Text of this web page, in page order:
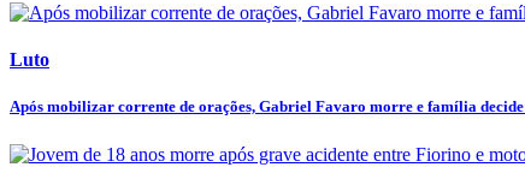
Luto
Após mobilizar corrente de orações, Gabriel Favaro morre e família decide